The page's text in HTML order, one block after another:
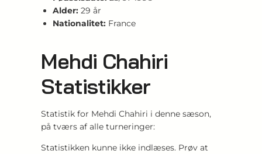
Alder: 29 år
Nationalitet: France
Mehdi Chahiri
Statistikker
Statistik for Mehdi Chahiri i denne sæson,
på tværs af alle turneringer:
Statistikken kunne ikke indlæses. Prøv at